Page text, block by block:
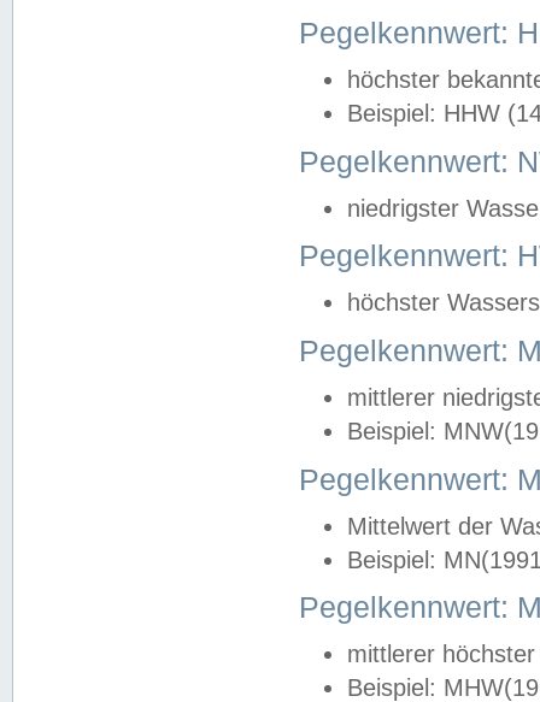
Pegelkennwert:
höchster
Beispiel: HHW
Pegelkennwert:
niedrigster
Pegelkennwert:
höchster
Pegelkennwert:
mittlerer
Beispiel:
Pegelkennwert:
Mittelwert der
Beispiel:
Pegelkennwert:
mittlerer
Beispiel: